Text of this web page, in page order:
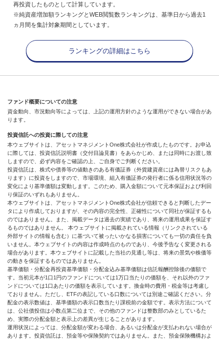
再投資したものとして計算しています。
※純資産増加額ランキングとWEB閲覧数ランキングは、基準日から過去1
ヵ月間を集計対象期間としています。
ランキングの詳細はこちら
ファンド概要についての注意
資金動向、市況動向等によっては、上記の運用方針のような運用ができない場合があ
ります。
投資信託への投資に際しての注意
本ウェブサイトは、アセットマネジメントOne株式会社が作成したものです。お申込
に際しては、投資信託説明書（交付目論見書）をあらかじめ、または同時にお渡し致
しますので、必ず内容をご確認の上、ご自身でご判断ください。
投資信託は、株式や債券等の値動きのある有価証券（外貨建資産には為替リスクもあ
ります）に投資をしますので、市場環境、組入有価証券の発行者に係る信用状況等の
変化により基準価額は変動します。このため、購入金額について元本保証および利回
り保証のいずれもありません。
本ウェブサイトは、アセットマネジメントOne株式会社が信頼できると判断したデー
タにより作成しておりますが、その内容の完全性、正確性について同社が保証するも
のではありません。また、掲載データは過去の実績であり、将来の運用成果を保証す
るものではありません。 本ウェブサイトに掲載されている情報（リンクされている
外部サイトの情報も含む）に基づいて被ったいかなる損害についても一切の責任を負
いません。本ウェブサイトの内容は作成時点のものであり、今後予告なく変更される
場合があります。本ウェブサイトに記載した当社の見通し等は、将来の景気や株価等
の動きを保証するものではありません。
基準価額・分配金再投資基準価額・分配金込み基準価額は信託報酬控除後の価額で
す。当初元本が1口1円のファンドについては1万口当たりの価額を、それ以外のファ
ンドについては1口あたりの価額を表示しています。換金時の費用・税金等は考慮し
ておりません。ただし、ETFの表記している口数については別途ご確認ください。分
配金の表示数値は、基準価額の表示口数当たり課税前の金額です。表示方法について
は、公社債投信は小数点第二位まで、その他のファンドは整数部のみとしているた
め、実際の分配金額と表示上の差異が生じることがあります。
運用状況によっては、分配金額が変わる場合、あるいは分配金が支払われない場合が
あります。投資信託は、預金等や保険契約ではありません。また、預金保険機構およ